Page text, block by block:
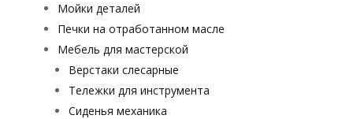
Мойки деталей
Печки на отработанном масле
Мебель для мастерской
Верстаки слесарные
Тележки для инструмента
Сиденья механика